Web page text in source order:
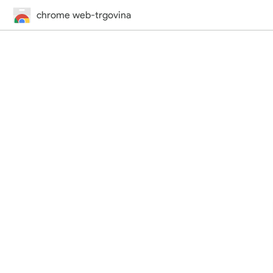
chrome web-trgovina